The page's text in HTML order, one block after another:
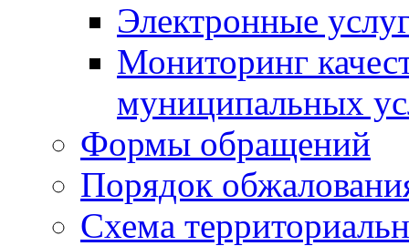
Электронные
Мониторинг
муниципальных
Формы обращений
Порядок
Схема